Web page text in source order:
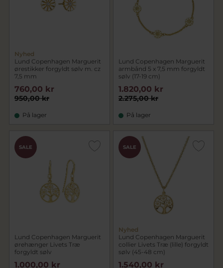
Nyhed
Lund Copenhagen Marguerit
ørestikker forgyldt sølv m. cz
7,5 mm
950,00 kr
760,00 kr
På lager
Lund Copenhagen Marguerit
armbånd 5 x 7,5 mm forgyldt
sølv (17-19 cm)
2.275,00 kr
1.820,00 kr
På lager
SALE
Lund Copenhagen Marguerit
ørehænger Livets Træ
forgyldt sølv
1.000,00 kr
SALE
Nyhed
Lund Copenhagen Marguerit
collier Livets Træ (lille) forgyldt
sølv (45-48 cm)
1.540,00 kr